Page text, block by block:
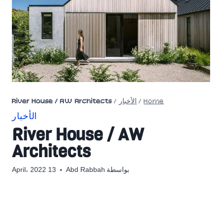
Home
/ الأخبار /
River House / AW Architects
الأخبار
River House / AW
Architects
بواسطة Abd Rabbah 13 April، 2022